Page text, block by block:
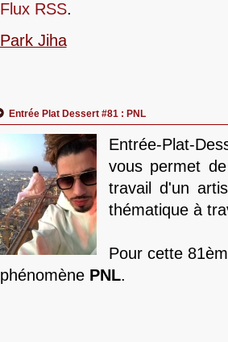
Flux RSS.
Park Jiha
Entrée Plat Dessert #81 : PNL
Entrée-Plat-
vous permet
travail d'un
thématique à
Pour cette
phénomène PNL.